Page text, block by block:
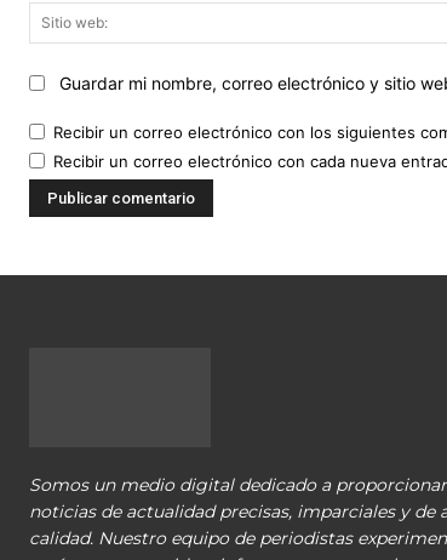
Guardar mi nombre, correo electrónico y sitio
Recibir un correo electrónico con los siguientes
Recibir un correo electrónico con cada nueva
Somos un medio digital dedicado a proporcionar
noticias de actualidad precisas, imparciales y de
calidad. Nuestro equipo de periodistas